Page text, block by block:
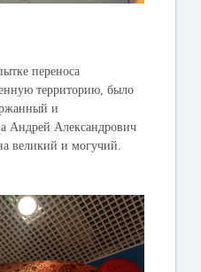
переноса
территорию, было
и
Андрей Александрович
великий и могучий.